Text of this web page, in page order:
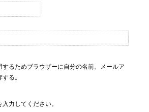
するためブラウザーに自分の名前、メールア
る。
入力してください。